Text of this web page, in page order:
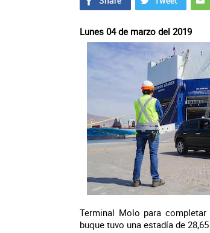
Lunes 04 de marzo del 2019
Terminal Molo para
buque tuvo una estadía de